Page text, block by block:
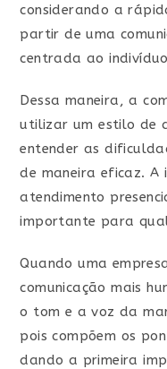
considerando a
partir de uma
centrada ao
Dessa maneira, a
utilizar um estilo de
entender as
de maneira eficaz.
atendimento
importante para
Quando uma
comunicação mais
o tom e a voz da
pois compõem os
dando a primeira